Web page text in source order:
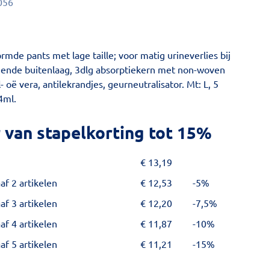
pants met lage taille; voor matig urineverlies bij
buitenlaag, 3dlg absorptiekern met non-woven
oë vera, antilekrandjes, geurneutralisator. Mt: L, 5
stapelkorting tot 15%
€ 13,19
2 artikelen
€ 12,53
-5%
3 artikelen
€ 12,20
-7,5%
4 artikelen
€ 11,87
-10%
5 artikelen
€ 11,21 -15%